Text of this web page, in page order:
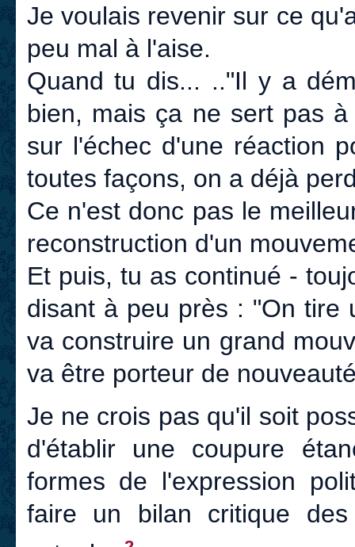
Je voulais revenir sur ce
peu mal à l'aise.
Quand tu dis... .."Il y a
bien, mais ça ne sert pas
sur l'échec d'une réaction
toutes façons, on a déjà
Ce n'est donc pas le
reconstruction d'un
Et puis, tu as continué -
disant à peu près : "On tire
va construire un grand
va être porteur de
Je ne crois pas qu'il soit
d'établir une coupure
formes de l'expression
faire un bilan critique